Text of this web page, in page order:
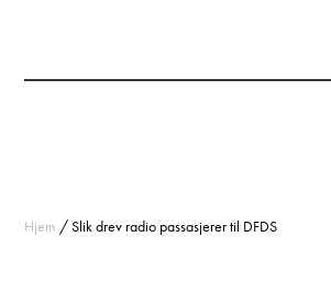
Hjem /Slik drev radio passasjerer til DFDS